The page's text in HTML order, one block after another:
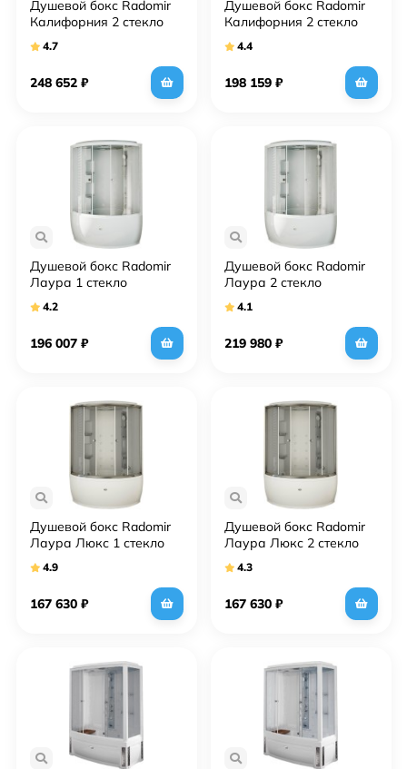
Душевой бокс Radomir
Калифорния 2 стекло
4.7
248 652 ₽
Душевой бокс Radomir
Калифорния 2 стекло
4.4
198 159 ₽
Душевой бокс Radomir
Лаура 1 стекло
4.2
196 007 ₽
Душевой бокс Radomir
Лаура 2 стекло
4.1
219 980 ₽
Душевой бокс Radomir
Лаура Люкс 1 стекло
4.9
167 630 ₽
Душевой бокс Radomir
Лаура Люкс 2 стекло
4.3
167 630 ₽